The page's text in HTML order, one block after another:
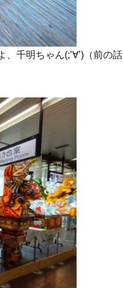
千明ちゃん(;’∀’)（前の話